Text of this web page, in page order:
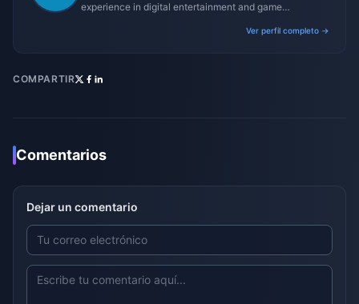
experience in digital entertainment and game
Ver perfil completo →
COMPARTIR
Comentarios
Dejar un comentario